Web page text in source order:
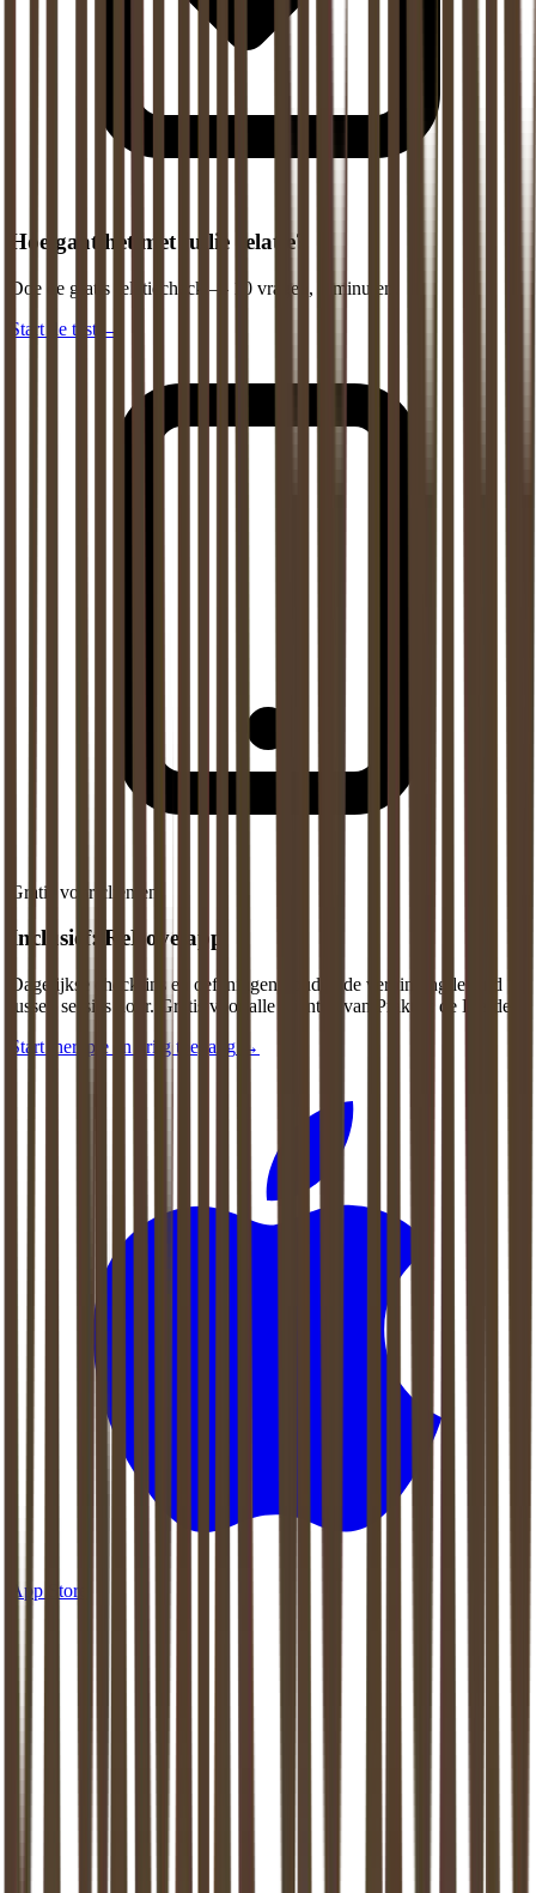
Hoe gaat het met jullie relatie?
Doe de gratis relatiecheck — 10 vragen, 5 minuten.
Start de test →
Gratis voor cliënten
Inclusief: ReLove app
Dagelijkse check-ins en oefeningen houden de verbinding levend
tussen sessies door. Gratis voor alle cliënten van Praktijk de Liefde.
Start therapie en krijg toegang
→
App Store